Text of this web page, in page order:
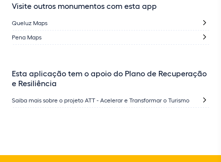
Visite outros monumentos com esta app
Queluz Maps
Pena Maps
Esta aplicação tem o apoio do Plano de Recuperação
e Resiliência
Saiba mais sobre o projeto ATT - Acelerar e Transformar o Turismo